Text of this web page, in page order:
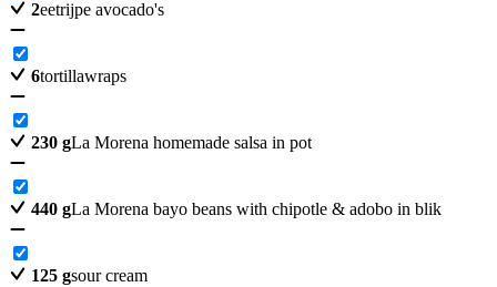
2eetrijpe avocado's
6tortillawraps
230 gLa Morena homemade salsa in pot
440 gLa Morena bayo beans with chipotle & adobo in blik
125 gsour cream